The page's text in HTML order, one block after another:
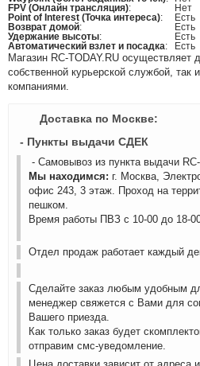
FPV (Онлайн трансляция):
Нет
Point of Interest (Точка интереса):
Есть
Возврат домой:
Есть
Удержание высоты:
Есть
Автоматический взлет и посадка: Есть
Магазин RC-TODAY.RU осуществляет
собственной курьерской службой, так
компаниями.
Доставка по Москве:
- Пункты выдачи СДЕК
- Самовывоз из пункта выдачи
Мы находимся: г. Москва,
офис 243, 3 этаж. Проход на
пешком.
Время работы ПВЗ с 10-00 до 18-
Отдел продаж работает каждый
Сделайте заказ любым удобным
менеджер свяжется с Вами для
Вашего приезда.
Как только заказ будет
отправим смс-уведомление.